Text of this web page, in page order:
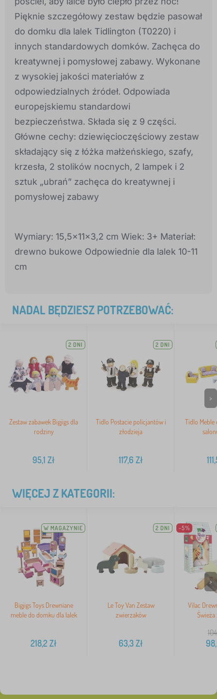
Pięknie szczegółowy zestaw będzie pasował
do domku dla lalek Tidlington (T0220) i
innych standardowych domków. Zachęca do
kreatywnej i pomysłowej zabawy. Wykonane
z wysokiej jakości materiałów z
odpowiedzialnych źródeł. Odpowiada
europejskiemu standardowi
bezpieczeństwa. Składa się z 9 części.
Główne cechy: dziewięcioczęściowy zestaw
składający się z łóżka małżeńskiego, szafy,
krzesła, 2 stolików nocnych, 2 lampek i 2
sztuk „ubrań” zachęca do kreatywnej i
pomysłowej zabawy
Wymiary: 15,5x11x3,2 cm Wiek: 3+ Materiał:
drewno bukowe Odpowiednie dla lalek 10-11
cm
NADAL BĘDZIESZ POTRZEBOWAĆ:
2 DNI
Zestaw zabawek Bigjigs dla
rodziny
95,1 Zł
2 DNI
Tidlo Postacie policjantów i
złodzieja
117,6 Zł
Tidlo Meble
>
WIĘCEJ Z KATEGORII:
W MAGAZYNIE
Bigjigs Toys Drewniane
meble do domku dla lalek
218,2Zł
2 DNI
Le Toy Van Zestaw
zwierzaków
63,3Zł
-5%
Vilac
>